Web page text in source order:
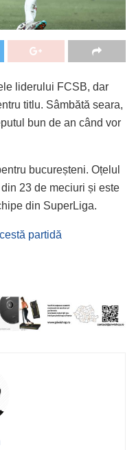
liderului FCSB, dar
titlu. Sâmbătă seara,
bun de an când vor
bucureșteni. Oțelul
23 de meciuri și este
din SuperLiga.
partidă